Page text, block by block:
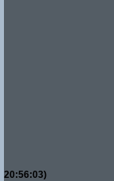
20:56:03)